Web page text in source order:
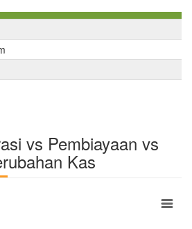
vs Pembiayaan vs
Kas